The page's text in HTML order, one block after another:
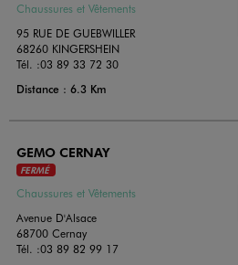
Chaussures et Vêtements
95 RUE DE GUEBWILLER
68260 KINGERSHEIN
Tél. :03 89 33 72 30
Distance : 6.3 Km
GEMO CERNAY
FERMÉ
Chaussures et Vêtements
Avenue D'Alsace
68700 Cernay
Tél. :03 89 82 99 17